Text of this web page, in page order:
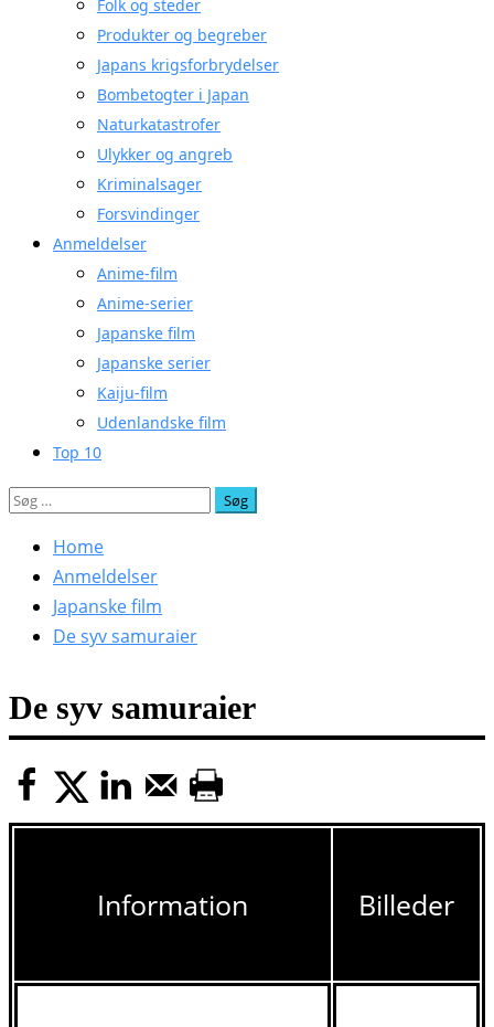
Folk og steder
Produkter og begreber
Japans krigsforbrydelser
Bombetogter i Japan
Naturkatastrofer
Ulykker og angreb
Kriminalsager
Forsvindinger
Anmeldelser
Anime-film
Anime-serier
Japanske film
Japanske serier
Kaiju-film
Udenlandske film
Top 10
Søg
Home
Anmeldelser
Japanske film
De syv samuraier
De syv samuraier
Information Billeder